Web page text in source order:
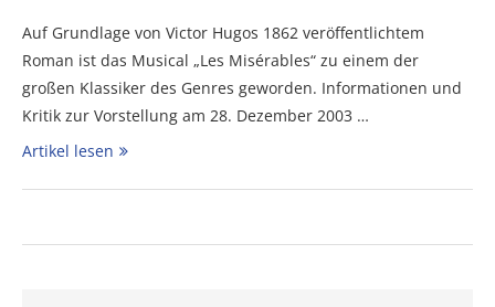
Auf Grundlage von Victor Hugos 1862 veröffentlichtem
Roman ist das Musical „Les Misérables“ zu einem der
großen Klassiker des Genres geworden. Informationen und
Kritik zur Vorstellung am 28. Dezember 2003 …
Artikel lesen